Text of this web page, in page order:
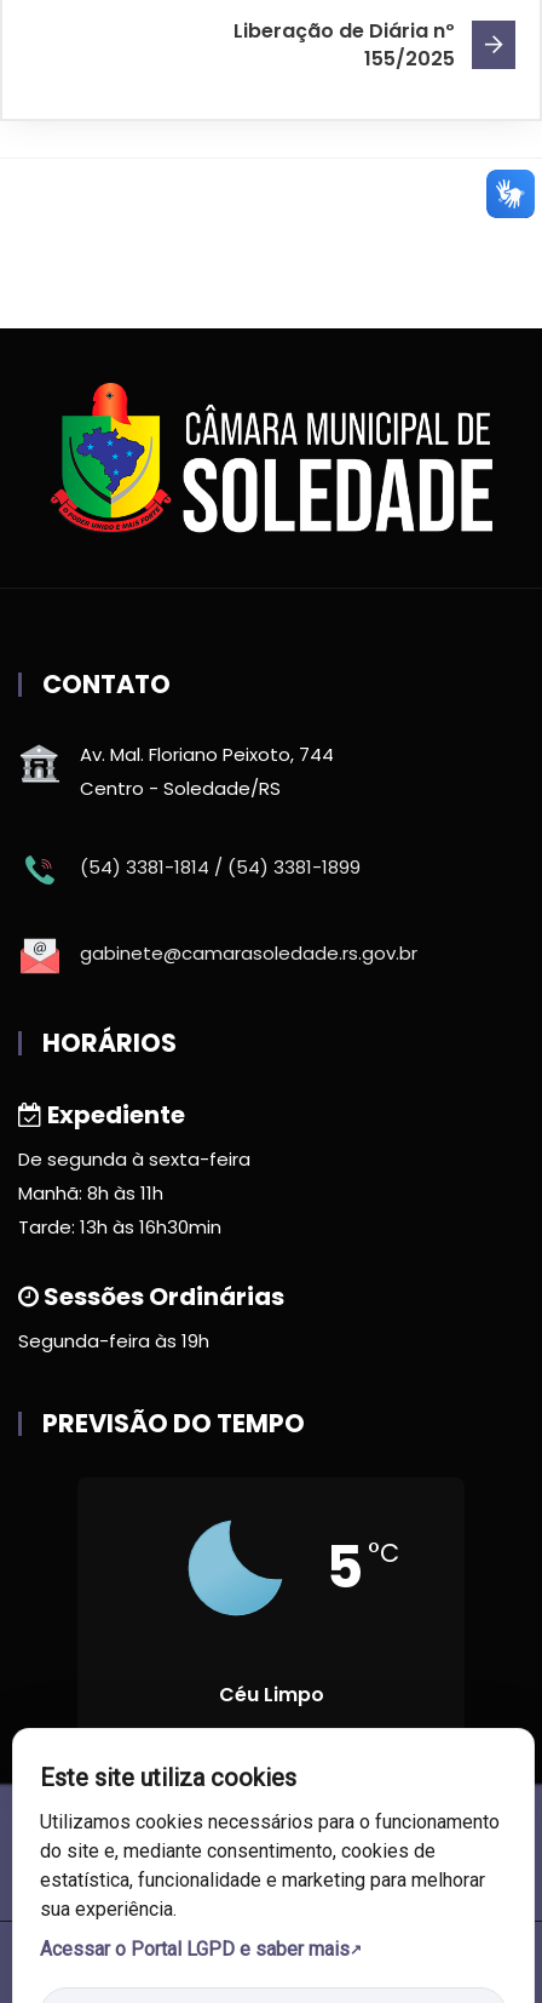
Liberação de Diária nº
155/2025
CONTATO
Av. Mal. Floriano Peixoto, 744
Centro - Soledade/RS
(54) 3381-1814 / (54) 3381-1899
gabinete@camarasoledade.rs.gov.br
HORÁRIOS
Expediente
De segunda à sexta-feira
Manhã: 8h às 11h
Tarde: 13h às 16h30min
Sessões Ordinárias
Segunda-feira às 19h
PREVISÃO DO TEMPO
5 °C
Céu Limpo
96 % 1018 mb
Este site utiliza cookies
Utilizamos cookies necessários para o funcionamento
do site e, mediante consentimento, cookies de
estatística, funcionalidade e marketing para melhorar
sua experiência.
Acessar o Portal LGPD e saber mais